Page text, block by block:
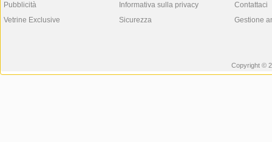
Pubblicità
Vetrine Exclusive
Informativa sulla privacy
Sicurezza
Contattaci
Gestione
Copyright ©